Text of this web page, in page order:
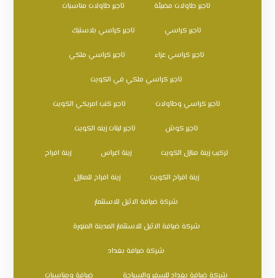
تاجير طاولات مضيئة تاجير طاولات مناسبات
تاجير كراسي تاجير كراسي بلاستيك
تاجير كراسي عزاء تاجير كراسي ملكي
تاجير كراسي ملكي في الكويت
تاجير كراسي وطاولات تاجير كنب امريكي الكويت
تاجير كوش تاجير ليتات زينه الكويت
تركيب زينة منازل الكويت زينة اعراس زينة افراح
زينة افراح الكويت زينة افراح للمنازل
شركة ضيافة الاثيل للاستثمار
شركة ضيافة الاثيل للاستثمار المدينة المنورة
شركة ضيافة بغداد